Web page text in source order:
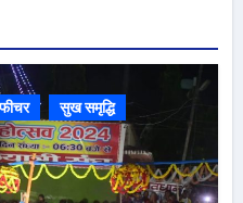
सुख समृद्धि